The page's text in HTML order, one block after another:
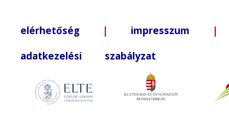
elérhetőség | impresszum |
adatkezelési szabályzat